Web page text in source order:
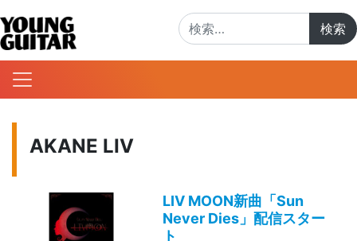
AKANE LIV
LIV MOON新曲「Sun
Never Dies」配信スター
ト